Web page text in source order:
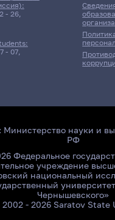
- 26,
- 07,
Министерство науки и
РФ
Федеральное
учреждение
национальный
Чернышевского»
2002 - 2026 Saratov State